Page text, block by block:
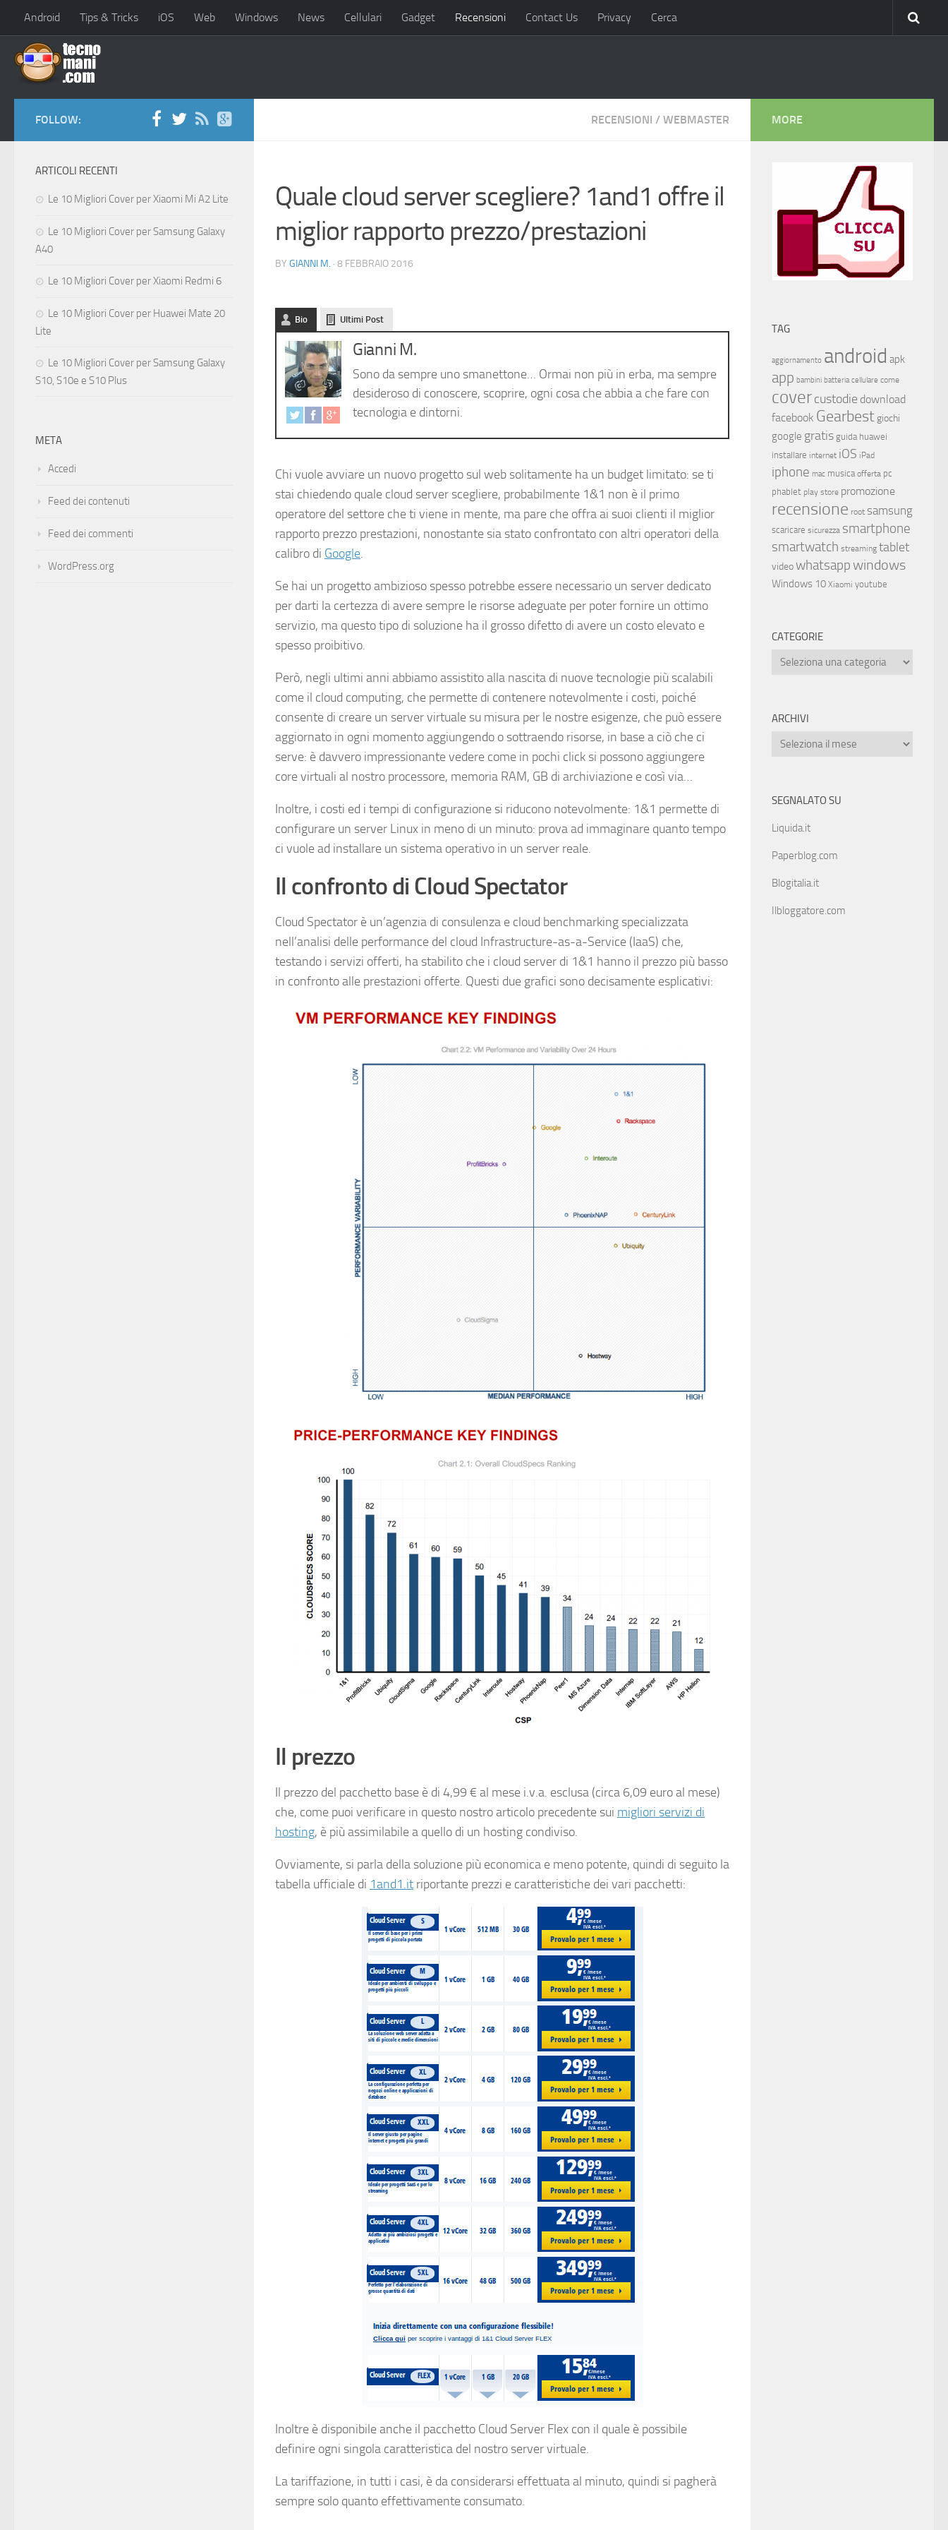
Android Tips & Tricks iOS Web Windows News Cellulari Gadget Recensioni Contact Us Privacy Cerca
RECENSIONI / WEBMASTER
Quale cloud server scegliere? 1and1 offre il
miglior rapporto prezzo/prestazioni
BY GIANNI M. · 8 FEBBRAIO 2016
Bio Ultimi Post
Gianni M.
Sono da sempre uno smanettone… Ormai non più in erba, ma sempre
desideroso di conoscere, scoprire, ogni cosa che abbia a che fare con
tecnologia e dintorni.
Chi vuole avviare un nuovo progetto sul web solitamente ha un budget limitato: se ti
stai chiedendo quale cloud server scegliere, probabilmente 1&1 non è il primo
operatore del settore che ti viene in mente, ma pare che offra ai suoi clienti il miglior
rapporto prezzo prestazioni, nonostante sia stato confrontato con altri operatori della
calibro di Google.
Se hai un progetto ambizioso spesso potrebbe essere necessario un server dedicato
per darti la certezza di avere sempre le risorse adeguate per poter fornire un ottimo
servizio, ma questo tipo di soluzione ha il grosso difetto di avere un costo elevato e
spesso proibitivo.
Però, negli ultimi anni abbiamo assistito alla nascita di nuove tecnologie più scalabili
come il cloud computing, che permette di contenere notevolmente i costi, poiché
consente di creare un server virtuale su misura per le nostre esigenze, che può essere
aggiornato in ogni momento aggiungendo o sottraendo risorse, in base a ciò che ci
serve: è davvero impressionante vedere come in pochi click si possono aggiungere
core virtuali al nostro processore, memoria RAM, GB di archiviazione e così via…
Inoltre, i costi ed i tempi di configurazione si riducono notevolmente: 1&1 permette di
configurare un server Linux in meno di un minuto: prova ad immaginare quanto tempo
ci vuole ad installare un sistema operativo in un server reale.
Il confronto di Cloud Spectator
Cloud Spectator è un’agenzia di consulenza e cloud benchmarking specializzata
nell’analisi delle performance del cloud Infrastructure-as-a-Service (IaaS) che,
testando i servizi offerti, ha stabilito che i cloud server di 1&1 hanno il prezzo più basso
in confronto alle prestazioni offerte. Questi due grafici sono decisamente esplicativi:
Il prezzo
Il prezzo del pacchetto base è di 4,99 € al mese i.v.a. esclusa (circa 6,09 euro al mese)
che, come puoi verificare in questo nostro articolo precedente sui migliori servizi di
hosting, è più assimilabile a quello di un hosting condiviso.
Ovviamente, si parla della soluzione più economica e meno potente, quindi di seguito la
tabella ufficiale di 1and1.it riportante prezzi e caratteristiche dei vari pacchetti:
Inoltre è disponibile anche il pacchetto Cloud Server Flex con il quale è possibile
definire ogni singola caratteristica del nostro server virtuale.
La tariffazione, in tutti i casi, è da considerarsi effettuata al minuto, quindi si pagherà
sempre solo quanto effettivamente consumato.
FOLLOW:
ARTICOLI RECENTI
Le 10 Migliori Cover per Xiaomi Mi A2 Lite
Le 10 Migliori Cover per Samsung Galaxy
A40
Le 10 Migliori Cover per Xiaomi Redmi 6
Le 10 Migliori Cover per Huawei Mate 20
Lite
Le 10 Migliori Cover per Samsung Galaxy
S10, S10e e S10 Plus
META
Accedi
Feed dei contenuti
Feed dei commenti
WordPress.org
MORE
TAG
aggiornamento android apk
app bambini batteria cellulare come
covercustodie download
facebook Gearbest giochi
google gratis guida huawei
installare internet iOS iPad
iphone mac musica offerta pc
phablet play store promozione
recensione root samsung
scaricare sicurezza smartphone
smartwatch streaming tablet
videowhatsappwindows
Windows 10 Xiaomi youtube
CATEGORIE
ARCHIVI
SEGNALATO SU
Liquida.it
Paperblog.com
Blogitalia.it
Ilbloggatore.com